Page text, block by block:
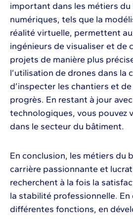
important dans les métiers
numériques, tels que la
réalité virtuelle, permettent
ingénieurs de visualiser et de
projets de manière plus
l’utilisation de drones dans
d’inspecter les chantiers et
progrès. En restant à jour
technologiques, vous pouvez
dans le secteur du bâtiment.
En conclusion, les métiers du
carrière passionnante et
recherchent à la fois la
la stabilité professionnelle. En
différentes fonctions, en